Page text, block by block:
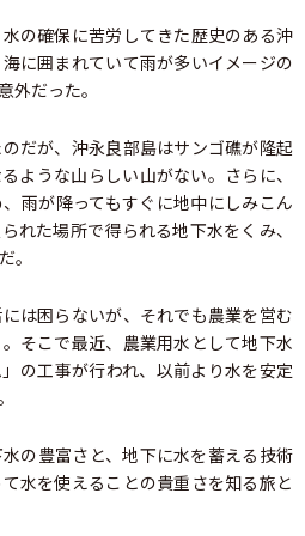
の確保に苦労してきた歴史のある沖
に囲まれていて雨が多いイメージの
外だった。
だが、沖永良部島はサンゴ礁が隆起
ような山らしい山がない。さらに、
雨が降ってもすぐに地中にしみこん
れた場所で得られる地下水をくみ、
。
は困らないが、それでも農業を営む
そこで最近、農業用水として地下水
の工事が行われ、以前より水を安定
の豊富さと、地下に水を蓄える技術
水を使えることの貴重さを知る旅と